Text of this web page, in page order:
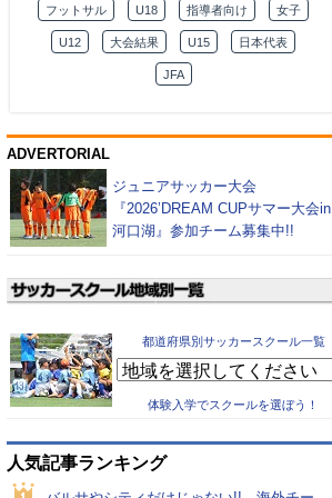
フットサル U18 指導者向け 女子
U12 大会結果 U15 日本代表
JFA
ADVERTORIAL
ジュニアサッカー大会
『2026’DREAM CUPサマー大会in
河口湖』参加チーム募集中!!
都道府県別サッカースクール一覧
体験入学でスクールを選ぼう！
人気記事ランキング